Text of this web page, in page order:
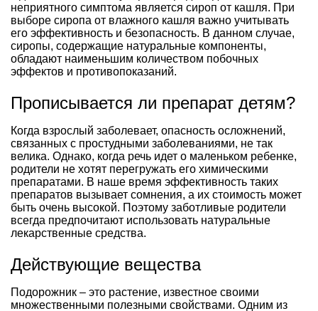
неприятного симптома является сироп от кашля. При
выборе сиропа от влажного кашля важно учитывать
его эффективность и безопасность. В данном случае,
сиропы, содержащие натуральные компоненты,
обладают наименьшим количеством побочных
эффектов и противопоказаний.
Прописывается ли препарат детям?
Когда взрослый заболевает, опасность осложнений,
связанных с простудными заболеваниями, не так
велика. Однако, когда речь идет о маленьком ребенке,
родители не хотят перегружать его химическими
препаратами. В наше время эффективность таких
препаратов вызывает сомнения, а их стоимость может
быть очень высокой. Поэтому заботливые родители
всегда предпочитают использовать натуральные
лекарственные средства.
Действующие вещества
Подорожник – это растение, известное своими
множественными полезными свойствами. Одним из